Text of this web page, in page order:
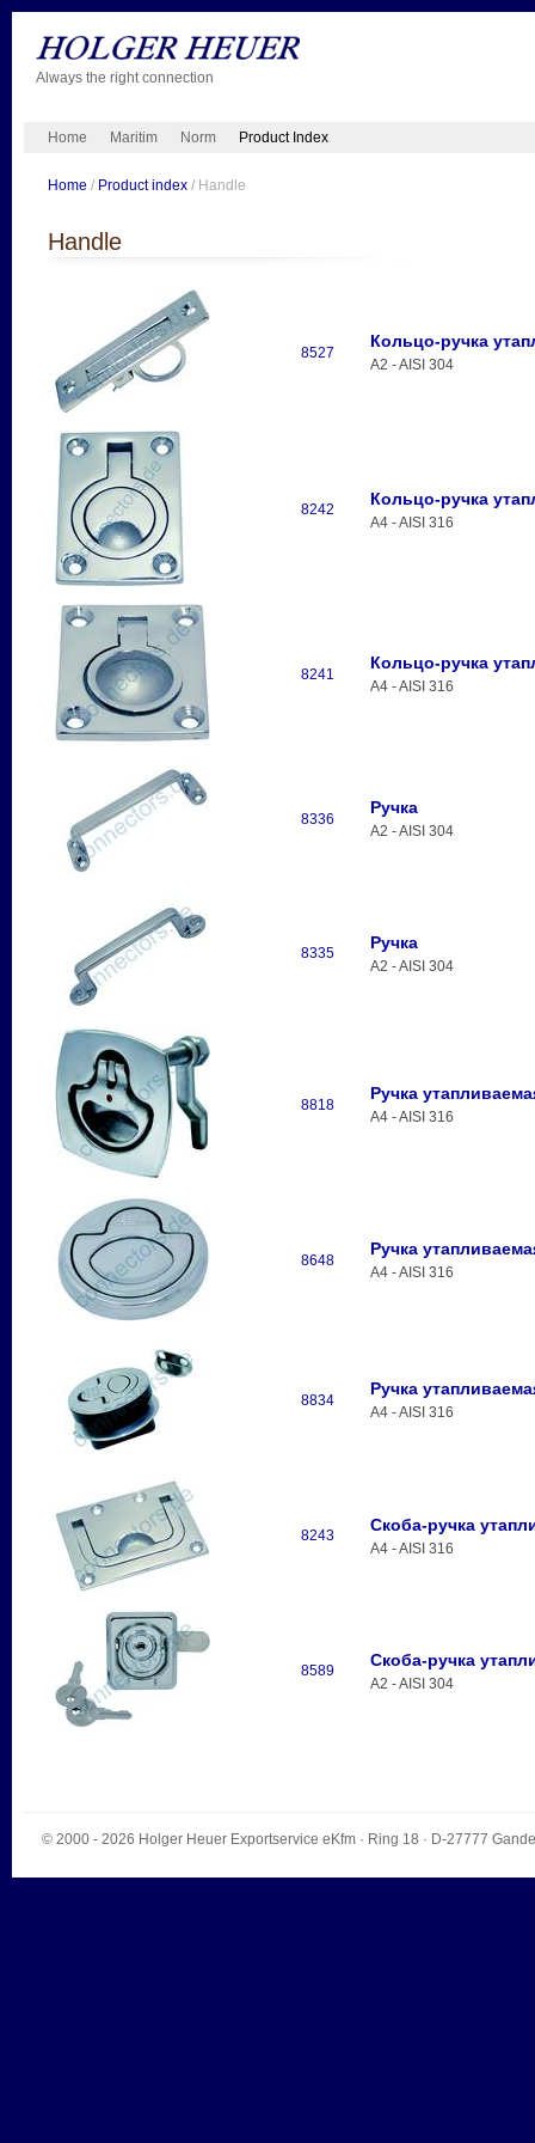
Always the right connection
Home Maritim Norm Product Index
Home / Product index/ Handle
Handle
8527
Кольцо-ручка
A2 - AISI 304
8242
Кольцо-ручка
A4 - AISI 316
8241
Кольцо-ручка
A4 - AISI 316
8336
Ручка
A2 - AISI 304
8335
Ручка
A2 - AISI 304
8818
Ручка
A4 - AISI 316
8648
Ручка
A4 - AISI 316
8834
Ручка
A4 - AISI 316
8243
Скоба-ручка
A4 - AISI 316
8589
Скоба-ручка
A2 - AISI 304
© 2000 - 2026 Holger Heuer Exportservice eKfm· Ring 18 · D-27777